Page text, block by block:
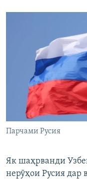
Парчами Русия
Як шаҳрванди
нерӯҳои Русия дар